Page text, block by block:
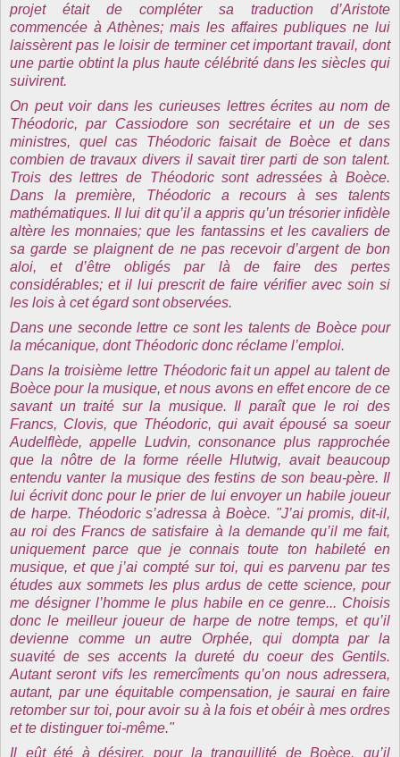
projet était de compléter sa traduction d’Aristote
commencée à Athènes; mais les affaires publiques ne lui
laissèrent pas le loisir de terminer cet important travail, dont
une partie obtint la plus haute célébrité dans les siècles qui
suivirent.
On peut voir dans les curieuses lettres écrites au nom de
Théodoric, par Cassiodore son secrétaire et un de ses
ministres, quel cas Théodoric faisait de Boèce et dans
combien de travaux divers il savait tirer parti de son talent.
Trois des lettres de Théodoric sont adressées à Boèce.
Dans la première, Théodoric a recours à ses talents
mathématiques. Il lui dit qu’il a appris qu’un trésorier infidèle
altère les monnaies; que les fantassins et les cavaliers de
sa garde se plaignent de ne pas recevoir d’argent de bon
aloi, et d’être obligés par là de faire des pertes
considérables; et il lui prescrit de faire vérifier avec soin si
les lois à cet égard sont observées.
Dans une seconde lettre ce sont les talents de Boèce pour
la mécanique, dont Théodoric donc réclame l’emploi.
Dans la troisième lettre Théodoric fait un appel au talent de
Boèce pour la musique, et nous avons en effet encore de ce
savant un traité sur la musique. Il paraît que le roi des
Francs, Clovis, que Théodoric, qui avait épousé sa soeur
Audelflède, appelle Ludvin, consonance plus rapprochée
que la nôtre de la forme réelle Hlutwig, avait beaucoup
entendu vanter la musique des festins de son beau-père. Il
lui écrivit donc pour le prier de lui envoyer un habile joueur
de harpe. Théodoric s’adressa à Boèce. "J’ai promis, dit-il,
au roi des Francs de satisfaire à la demande qu’il me fait,
uniquement parce que je connais toute ton habileté en
musique, et que j’ai compté sur toi, qui es parvenu par tes
études aux sommets les plus ardus de cette science, pour
me désigner l’homme le plus habile en ce genre... Choisis
donc le meilleur joueur de harpe de notre temps, et qu’il
devienne comme un autre Orphée, qui dompta par la
suavité de ses accents la dureté du coeur des Gentils.
Autant seront vifs les remercîments qu’on nous adressera,
autant, par une équitable compensation, je saurai en faire
retomber sur toi, pour avoir su à la fois et obéir à mes ordres
et te distinguer toi-même."
Il eût été à désirer, pour la tranquillité de Boèce, qu’il